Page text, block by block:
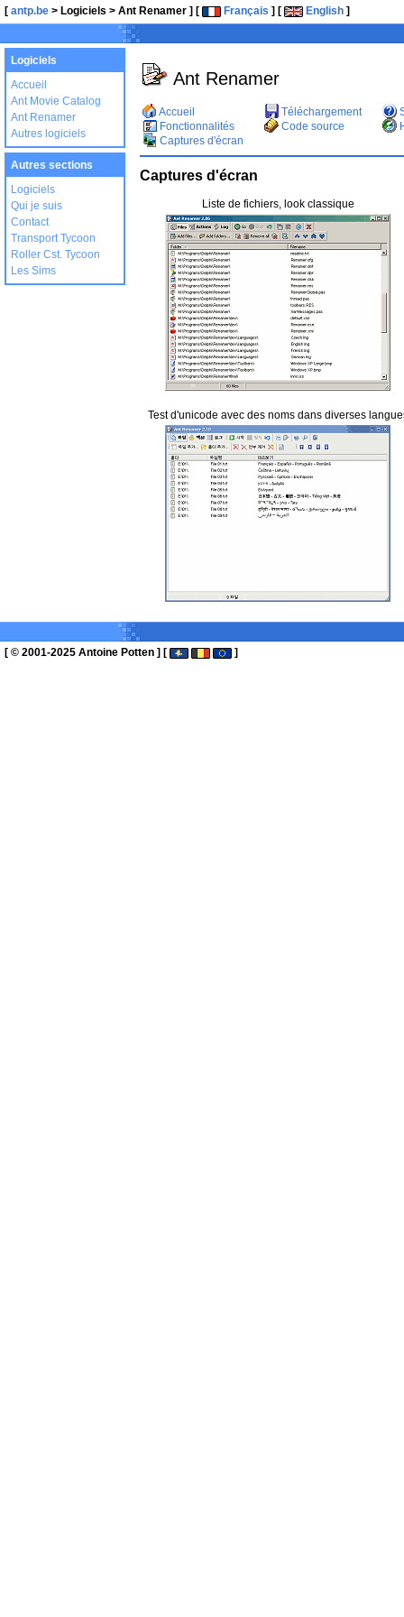
[ antp.be > Logiciels > Ant Renamer ] [ Français ] [ English ]
Logiciels
Accueil
Ant Movie Catalog
Ant Renamer
Autres logiciels
Autres sections
Logiciels
Qui je suis
Contact
Transport Tycoon
Roller Cst. Tycoon
Les Sims
Ant Renamer
Accueil
Fonctionnalités
Captures d'écran
Téléchargement
Code source
Captures d'écran
Liste de fichiers, look classique
Test d'unicode avec des noms dans diverses
[ © 2001-2025 Antoine Potten ] [ ]